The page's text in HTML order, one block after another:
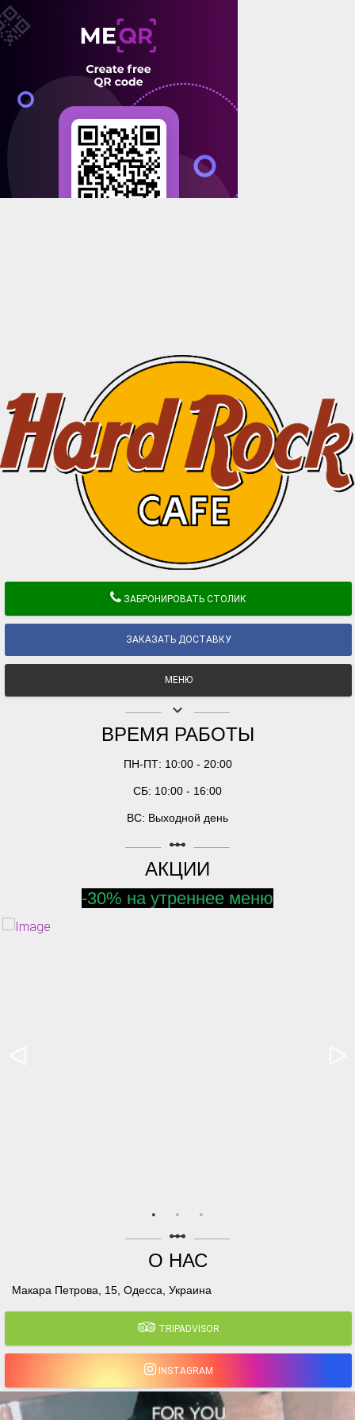
ЗАБРОНИРОВАТЬ СТОЛИК
ЗАКАЗАТЬ ДОСТАВКУ
МЕНЮ
keyboard_arrow_down
ВРЕМЯ РАБОТЫ
ПН-ПТ: 10:00 - 20:00
СБ: 10:00 - 16:00
ВС: Выходной день
linear_scale
АКЦИИ
-30% на утреннее меню
linear_scale
О НАС
Макара Петрова, 15, Одесса, Украина
TRIPADVISOR
INSTAGRAM